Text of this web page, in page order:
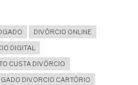
DIVÓRCIO ONLINE
DIGITAL
CUSTA DIVÓRCIO
DIVORCIO CARTÓRIO